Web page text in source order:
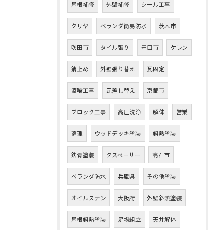
屋根補修 外壁補修 シール工事
クリヤ ベランダ簡易防水 茨木市
吹田市 タイル張り 守口市 ケレン
錆止め 外壁張り替え 瓦固定
漆喰工事 瓦差し替え 京都市
ブロック工事 高圧洗浄 解体 営業
整理 ウッドデッキ塗装 斜熱塗装
鉄骨塗装 タスペーサー 高石市
ベランダ防水 兵庫県 その他塗装
オイルステン 大阪府 外壁斜熱塗装
屋根斜熱塗装 足場組立 天井解体